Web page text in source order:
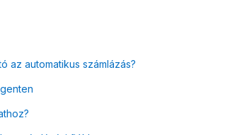
az automatikus számlázás?